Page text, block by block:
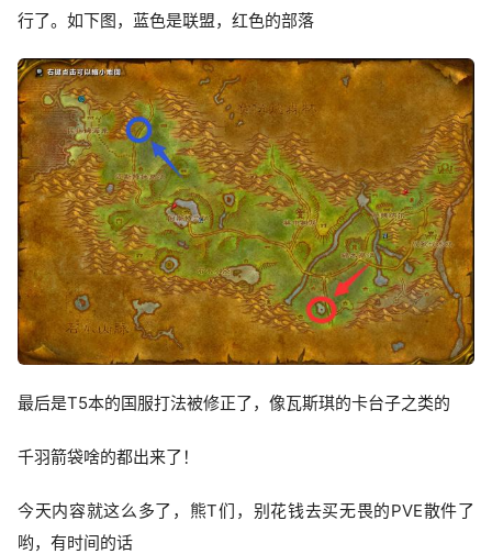
行了。如下图，蓝色是联盟，红色的部落
最后是T5本的国服打法被修正了，像瓦斯琪的卡台子之类的
千羽箭袋啥的都出来了！
今天内容就这么多了，熊T们，别花钱去买无畏的PVE散件了
哟，有时间的话